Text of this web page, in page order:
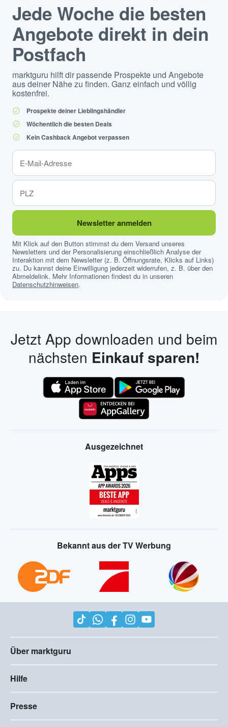
Jede Woche die besten
Angebote direkt in dein
Postfach
marktguru hilft dir passende Prospekte und Angebote
aus deiner Nähe zu finden. Ganz einfach und völlig
kostenfrei.
Prospekte deiner Lieblingshändler
Wöchentlich die besten Deals
Kein Cashback Angebot verpassen
Newsletter anmelden
Mit Klick auf den Button stimmst du dem Versand unseres
Newsletters und der Personalisierung einschließlich Analyse der
Interaktion mit dem Newsletter (z. B. Öffnungsrate, Klicks auf Links)
zu. Du kannst deine Einwilligung jederzeit widerrufen, z. B. über den
Abmeldelink. Mehr Informationen findest du in unseren
Datenschutzhinweisen.
Jetzt App downloaden und beim
nächsten Einkauf sparen!
Ausgezeichnet
Bekannt aus der TV Werbung
Über marktguru
Hilfe
Presse